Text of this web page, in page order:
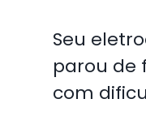
Seu
parou de
com